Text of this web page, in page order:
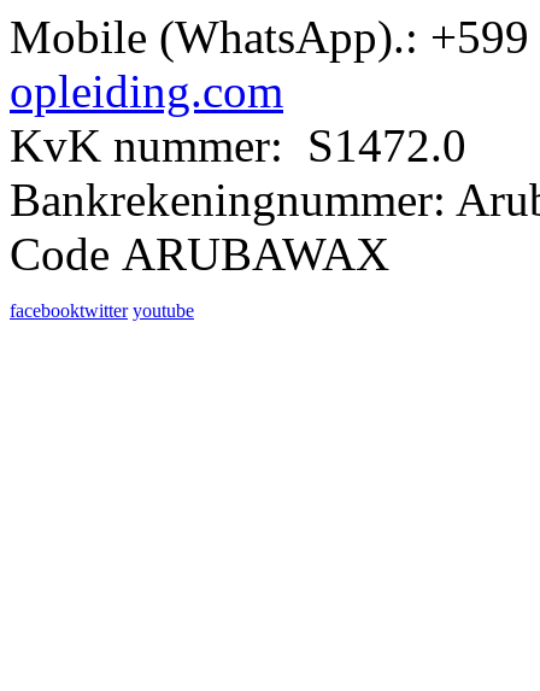
Mobile (WhatsApp).:
opleiding.com
KvK nummer: S1472.0
Bankrekeningnummer:
Code ARUBAWAX
facebooktwitter youtube